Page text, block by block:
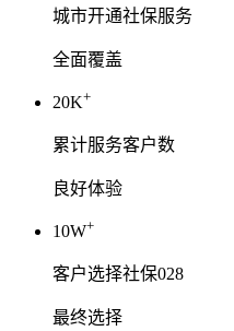
城市开通社保服务
全面覆盖
20K+
累计服务客户数
良好体验
10W+
客户选择社保028
最终选择